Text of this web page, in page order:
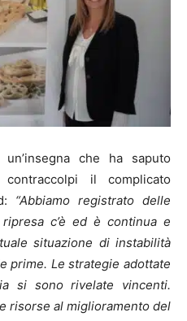
che ha saputo
il complicato
“Abbiamo registrato delle
c’è ed è continua e
situazione di instabilità
prime. Le strategie adottate
si sono rivelate vincenti.
risorse al miglioramento del